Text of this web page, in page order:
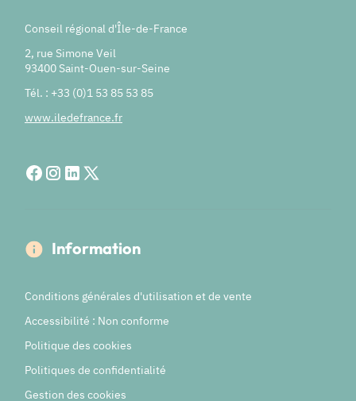
Conseil régional d'Île-de-France
2, rue Simone Veil
93400 Saint-Ouen-sur-Seine
Tél. : +33 (0)1 53 85 53 85
www.iledefrance.fr
Information
Conditions générales d'utilisation et de vente
Accessibilité : Non conforme
Politique des cookies
Politiques de confidentialité
Gestion des cookies